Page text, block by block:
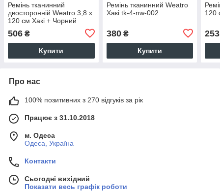
Ремінь тканинний
двосторонній Weatro 3,8 х
120 см Хакі + Чорний
506 ₴
Купити
Ремінь тканинний Weatro
Хакі tk-4-nw-002
380₴
Купити
120
253
Про нас
100% позитивних з 270 відгуків за рік
Працює з 31.10.2018
м. Одеса
Одеса, Україна
Контакти
Сьогодні вихідний
Показати весь графік роботи